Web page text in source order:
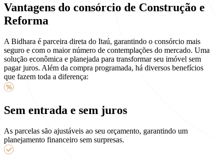
Vantagens do consórcio de Construção e
Reforma
A Bidhara é parceira direta do Itaú, garantindo o consórcio mais
seguro e com o maior número de contemplações do mercado. Uma
solução econômica e planejada para transformar seu imóvel sem
pagar juros. Além da compra programada, há diversos benefícios
que fazem toda a diferença:
Sem entrada e sem juros
As parcelas são ajustáveis ao seu orçamento, garantindo um
planejamento financeiro sem surpresas.